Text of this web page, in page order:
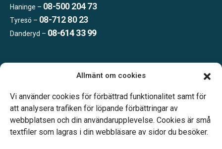
Allmänt om cookies
Vi använder cookies för förbättrad funktionalitet samt för
att analysera trafiken för löpande förbättringar av
webbplatsen och din användarupplevelse. Cookies är små
textfiler som lagras i din webbläsare av sidor du besöker.
Haninge – 08-500 204 73
Tyresö – 08-712 80 23
Danderyd – 08-614 33 99
Telefonjour dygnet runt.